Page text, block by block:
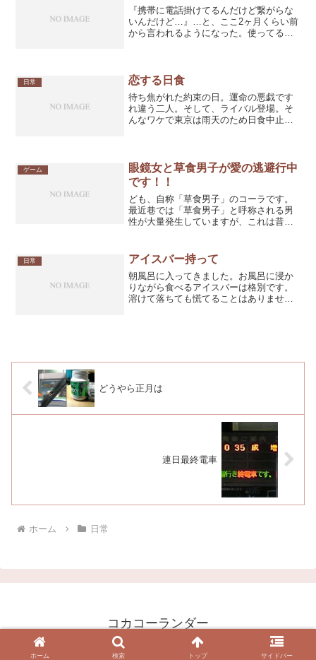
『携帯に電話掛けてるんだけど繋がらな
いんだけど…』…と、ここ2ヶ月くらい前
から言われるようになった。使ってる携
く静観してた。というか...
日常 恋する日食
待ち焦がれた約束の日。運命の悪戯です
れ違う二人。そして、ライバル登場。そ
んなワケで東京は雨天のため日食中止の
ンク：「日食」バッチリ見...
ゲーム
眼鏡女と草食男子が愛の逃避行中
です！！
ども、自称「草食男子」のコーラです。
最近巷では「草食男子」と呼称される男
性が大量発生していますが、これは昔か
会系」な男達は自然と「肉食男子」に分
類されているだけのように...
日常 アイスバー持って
朝風呂に入ってきました。お風呂に浸か
りながら食べるアイスバーは格別です。
溶けて落ちても慌てることはありませ
どうやら正月は
連日最終電車
ホーム 日常
コカコーランダー
© 2003 コカコーランダー.
ホーム 検索 トップ サイドバー